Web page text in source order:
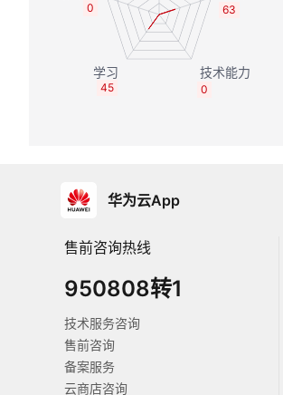
63
0
45
0
华为云App
售前咨询热线
950808转1
技术服务咨询
售前咨询
备案服务
云商店咨询